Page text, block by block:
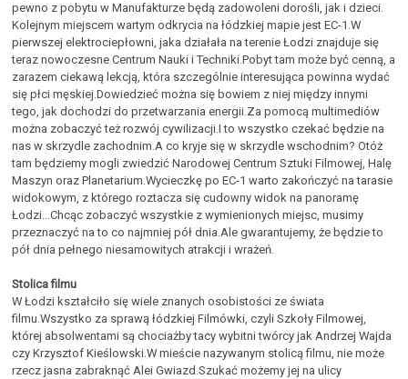
pewno z pobytu w Manufakturze będą zadowoleni dorośli, jak i dzieci.
Kolejnym miejscem wartym odkrycia na łódzkiej mapie jest EC-1.W
pierwszej elektrociepłowni, jaka działała na terenie Łodzi znajduje się
teraz nowoczesne Centrum Nauki i Techniki.Pobyt tam może być cenną, a
zarazem ciekawą lekcją, która szczególnie interesująca powinna wydać
się płci męskiej.Dowiedzieć można się bowiem z niej między innymi
tego, jak dochodzi do przetwarzania energii.Za pomocą multimediów
można zobaczyć też rozwój cywilizacji.I to wszystko czekać będzie na
nas w skrzydle zachodnim.A co kryje się w skrzydle wschodnim? Otóż
tam będziemy mogli zwiedzić Narodowej Centrum Sztuki Filmowej, Halę
Maszyn oraz Planetarium.Wycieczkę po EC-1 warto zakończyć na tarasie
widokowym, z którego roztacza się cudowny widok na panoramę
Łodzi...Chcąc zobaczyć wszystkie z wymienionych miejsc, musimy
przeznaczyć na to co najmniej pół dnia.Ale gwarantujemy, że będzie to
pół dnia pełnego niesamowitych atrakcji i wrażeń.
Stolica filmu
W Łodzi kształciło się wiele znanych osobistości ze świata
filmu.Wszystko za sprawą łódzkiej Filmówki, czyli Szkoły Filmowej,
której absolwentami są chociażby tacy wybitni twórcy jak Andrzej Wajda
czy Krzysztof Kieślowski.W mieście nazywanym stolicą filmu, nie może
rzecz jasna zabraknąć Alei Gwiazd.Szukać możemy jej na ulicy